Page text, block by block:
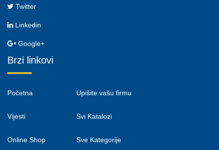
Twitter
Linkedin
Google+
Brzi linkovi
Početna
Vijesti
Online Shop
Upišite vašu firmu
Svi Katalozi
Sve Kategorije